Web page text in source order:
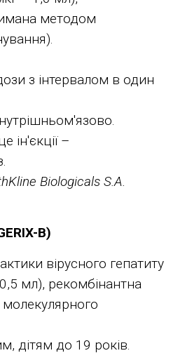
методом
з інтервалом в один
ін'єкції –
Biologicals S.A.
B)
вірусного гепатиту
мл), рекомбінантна
дітям до 19 років.